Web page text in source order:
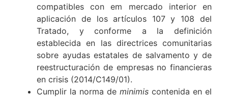
compatibles con em mercado interior en
aplicación de los artículos 107 y 108 del
Tratado, y conforme a la definición
establecida en las directrices comunitarias
sobre ayudas estatales de salvamento y de
reestructuración de empresas no financieras
en crisis (2014/C149/01).
Cumplir la norma de minimis contenida en el